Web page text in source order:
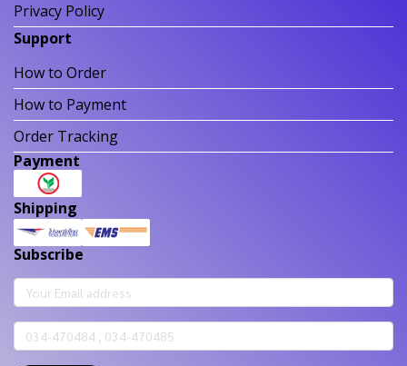
Privacy Policy
Support
How to Order
How to Payment
Order Tracking
Payment
Shipping
Subscribe